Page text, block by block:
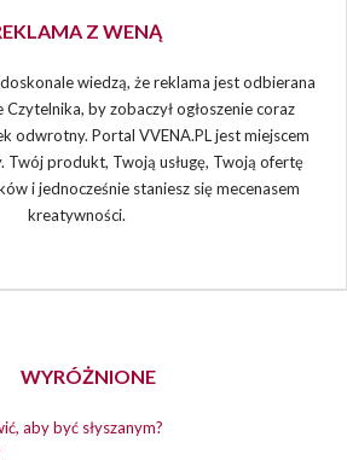
Z WENĄ
wiedzą, że reklama jest odbierana
by zobaczył ogłoszenie coraz
odwrotny. Portal VVENA.PL jest miejscem
Twój produkt, Twoją usługę, Twoją ofertę
i jednocześnie staniesz się mecenasem
kreatywności.
WYRÓŻNIONE
aby być słyszanym?